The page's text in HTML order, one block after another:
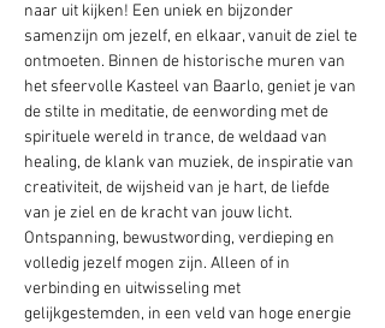
naar uit kijken! Een uniek en bijzonder
samenzijn om jezelf, en elkaar, vanuit de ziel te
ontmoeten. Binnen de historische muren van
het sfeervolle Kasteel van Baarlo, geniet je van
de stilte in meditatie, de eenwording met de
spirituele wereld in trance, de weldaad van
healing, de klank van muziek, de inspiratie van
creativiteit, de wijsheid van je hart, de liefde
van je ziel en de kracht van jouw licht.
Ontspanning, bewustwording, verdieping en
volledig jezelf mogen zijn. Alleen of in
verbinding en uitwisseling met
gelijkgestemden, in een veld van hoge energie